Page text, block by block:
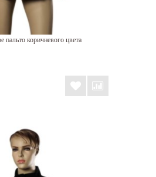
пальто коричневого цвета